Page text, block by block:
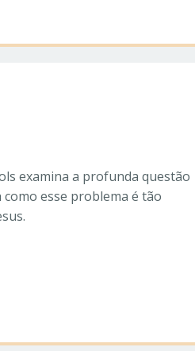
examina a profunda questão
esse problema é tão